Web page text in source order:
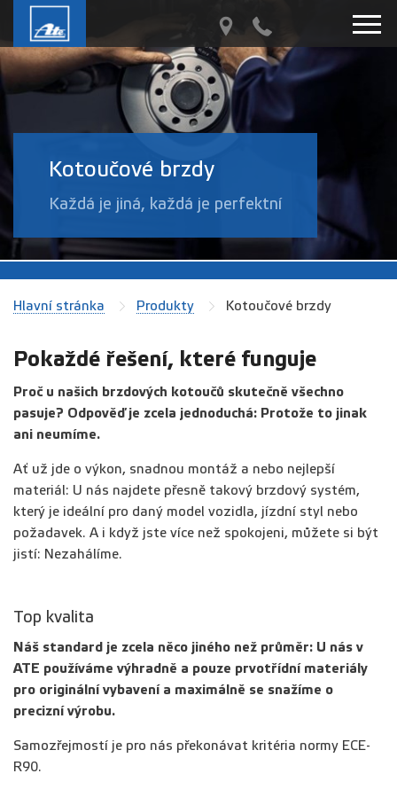
Kotoučové brzdy
Každá je jiná, každá je perfektní
Hlavní stránka Produkty Kotoučové brzdy
Pokaždé řešení, které funguje
Proč u našich brzdových kotoučů skutečně všechno
pasuje? Odpověď je zcela jednoduchá: Protože to jinak
ani neumíme.
Ať už jde o výkon, snadnou montáž a nebo nejlepší
materiál: U nás najdete přesně takový brzdový systém,
který je ideální pro daný model vozidla, jízdní styl nebo
požadavek. A i když jste více než spokojeni, můžete si být
jistí: Nezahálíme.
Top kvalita
Náš standard je zcela něco jiného než průměr: U nás v
ATE používáme výhradně a pouze prvotřídní materiály
pro originální vybavení a maximálně se snažíme o
precizní výrobu.
Samozřejmostí je pro nás překonávat kritéria normy ECE-
R90.